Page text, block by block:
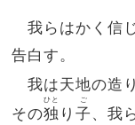
我らはかく信
告白す。
我は天地の造り
その独
ひと
り子
ご
、我